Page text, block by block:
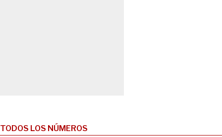
TODOS LOS NÚMEROS